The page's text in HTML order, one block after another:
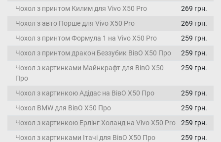
Чохол з принтом Килим для Vivo X50 Pro
269 грн.
Чохол з авто Порше для Vivo X50 Pro
269 грн.
Чохол з принтом Формула 1 на Vivo X50 Pro
259 грн.
Чохол з принтом дракон Беззубик ВівО X50 Про
259 грн.
Чохол з картинками Майнкрафт для ВівО X50
Про
259 грн.
Чохол з картинкою Адідас на ВівО X50 Про
259 грн.
Чохол BMW для ВівО X50 Про
259 грн.
Чохол з картинкою Ерлінг Холанд на Vivo X50 Pro
259 грн.
Чохол з картинками Ітачі для ВівО X50 Про
259 грн.